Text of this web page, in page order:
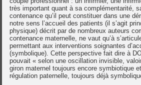
très important quant à sa complémentarité,
contenance qu’il peut constituer dans une
notre sens l’accueil des patients (il s’agit
physique) décrit par de nombreux auteurs
contenance maternelle, ne vaut qu’à
permettant aux interventions soignantes
(symbolique). Cette perspective fait dire à
pouvait « selon une oscillation invisible,
giron maternel toujours encore symbiotique
régulation paternelle, toujours déjà